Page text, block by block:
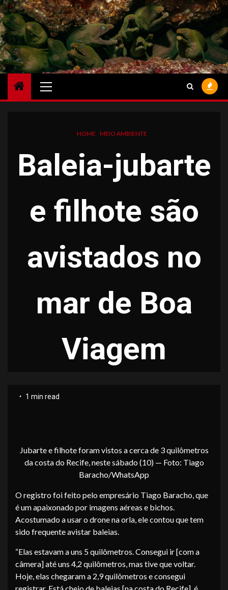
Skip
to
content
Menu
HOME MEIO AMBIENTE
Baleia-jubarte
e filhote são
avistados no
mar de Boa
Viagem
1 min read
Jubarte e filhote foram vistos a cerca de 3 quilômetros
da costa do Recife, neste sábado (10) — Foto: Tiago
Baracho/WhatsApp
O registro foi feito pelo empresário Tiago Baracho, que
é um apaixonado por imagens aéreas e bichos.
Acostumado a usar o drone na orla, ele contou que tem
sido frequente avistar baleias.
“Elas estavam a uns 5 quilômetros. Consegui ir [com a
câmera] até uns 4,2 quilômetros, mas tive que voltar.
Hoje, elas chegaram a 2,9 quilômetros e consegui